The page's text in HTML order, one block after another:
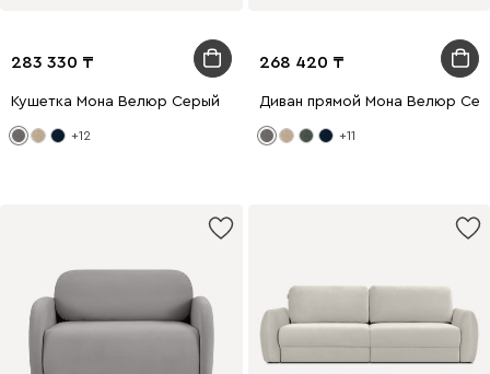
283 330
Кушетка Мона Велюр Серый
+12
268 420
Диван прямой Мона Велюр
+11